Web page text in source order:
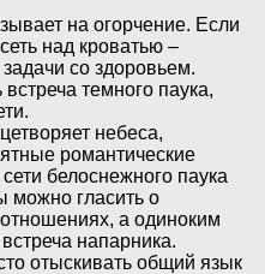
на огорчение. Если
над кроватью –
со здоровьем.
темного паука,
небеса,
романтические
белоснежного паука
можно гласить о
а одиноким
напарника.
отыскивать общий язык